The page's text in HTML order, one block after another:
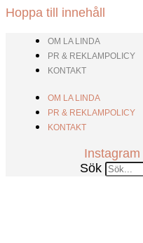
Hoppa till innehåll
OM LA LINDA
PR & REKLAMPOLICY
KONTAKT
OM LA LINDA
PR & REKLAMPOLICY
KONTAKT
Instagram
Sök